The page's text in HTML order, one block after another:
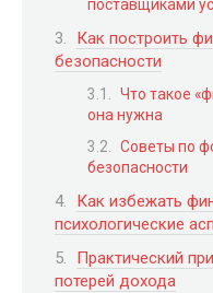
поставщиками
Как построить
безопасности
Что такое
она нужна
Советы по
безопасности
Как избежать
психологические
Практический
потерей дохода